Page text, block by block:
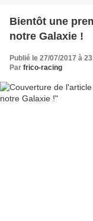
Bientôt une
notre Galaxie !
Publié le 27/07/2017 à
Par frico-racing